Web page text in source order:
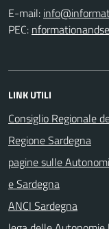
E-mail:
PEC:
LINK UTILI
Consiglio Regionale
Regione Sardegna
pagine sulle
e Sardegna
ANCI Sardegna